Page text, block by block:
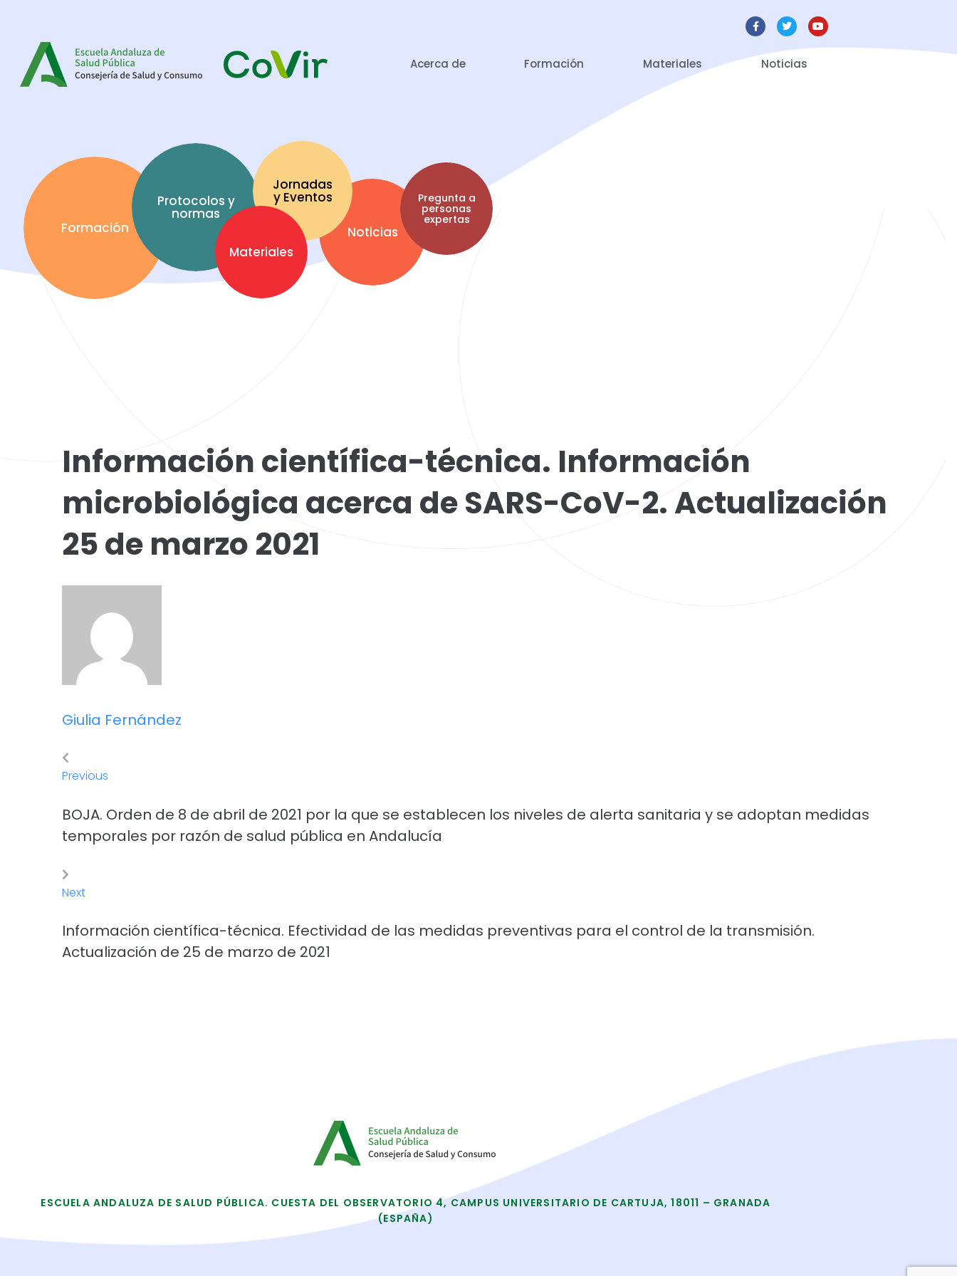
Acerca de Formación Materiales Noticias
Formación
Protocolos y
normas
Materiales
Jornadas
y Eventos
Noticias
Pregunta a
personas
expertas
Información científica-técnica. Información
microbiológica acerca de SARS-CoV-2. Actualización
25 de marzo 2021
Giulia Fernández
Previous
BOJA. Orden de 8 de abril de 2021 por la que se establecen los niveles de alerta sanitaria y se adoptan medidas
temporales por razón de salud pública en Andalucía
Next
Información científica-técnica. Efectividad de las medidas preventivas para el control de la transmisión.
Actualización de 25 de marzo de 2021
ESCUELA ANDALUZA DE SALUD PÚBLICA. CUESTA DEL OBSERVATORIO 4, CAMPUS UNIVERSITARIO DE CARTUJA, 18011 – GRANADA
(ESPAÑA)